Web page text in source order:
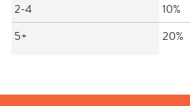
2-4
10%
5+
20%